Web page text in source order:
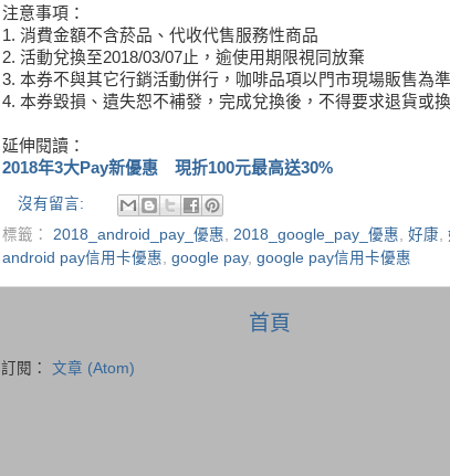
注意事項：
1. 消費金額不含菸品、代收代售服務性商品
2. 活動兌換至2018/03/07止，逾使用期限視同放棄
3. 本券不與其它行銷活動併行，咖啡品項以門市現場販售為準
4. 本券毀損、遺失恕不補發，完成兌換後，不得要求退貨或
延伸閱讀：
2018年3大Pay新優惠 現折100元最高送30%
沒有留言:
標籤： 2018_android_pay_優惠 2018_google_pay_優惠 好康
android pay信用卡優惠 google pay, google pay信用卡優惠
首頁
訂閱： 文章 (Atom)